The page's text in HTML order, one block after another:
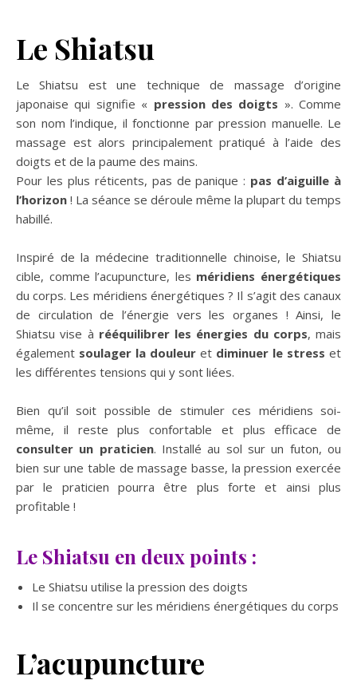
Le Shiatsu
Le Shiatsu est une technique de massage d’origine
japonaise qui signifie « pression des doigts ». Comme
son nom l’indique, il fonctionne par pression manuelle. Le
massage est alors principalement pratiqué à l’aide des
doigts et de la paume des mains.
Pour les plus réticents, pas de panique : pas d’aiguille à
l’horizon ! La séance se déroule même la plupart du temps
habillé.
Inspiré de la médecine traditionnelle chinoise, le Shiatsu
cible, comme l’acupuncture, les méridiens énergétiques
du corps. Les méridiens énergétiques ? Il s’agit des canaux
de circulation de l’énergie vers les organes ! Ainsi, le
Shiatsu vise à rééquilibrer les énergies du corps, mais
également soulager la douleur et diminuer le stress et
les différentes tensions qui y sont liées.
Bien qu’il soit possible de stimuler ces méridiens soi-
même, il reste plus confortable et plus efficace de
consulter un praticien. Installé au sol sur un futon, ou
bien sur une table de massage basse, la pression exercée
par le praticien pourra être plus forte et ainsi plus
profitable !
Le Shiatsu en deux points :
Le Shiatsu utilise la pression des doigts
Il se concentre sur les méridiens énergétiques du corps
L’acupuncture